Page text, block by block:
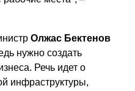
Олжас Бектенов
нужно создать
Речь идет о
инфраструктуры,